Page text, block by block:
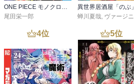
ONE PIECE モノクロ版 115
尾田栄一郎
蝉川夏哉, ヴァージニア二等兵
4位 5位